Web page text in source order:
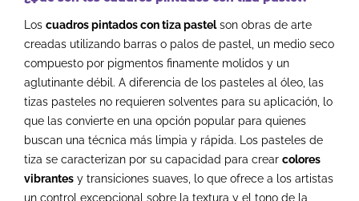
Los cuadros pintados con tiza pastelson obras de arte
creadas utilizando barras o palos de pastel, un medio seco
compuesto por pigmentos finamente molidos y un
aglutinante débil. A diferencia de los pasteles al óleo, las
tizas pasteles no requieren solventes para su aplicación, lo
que las convierte en una opción popular para quienes
buscan una técnica más limpia y rápida. Los pasteles de
tiza se caracterizan por su capacidad para crear colores
vibrantes y transiciones suaves, lo que ofrece a los artistas
un control excepcional sobre la textura y el tono de la